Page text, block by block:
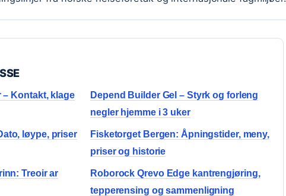
Kontakt, klage
Depend Builder Gel – Styrk og forleng
negler hjemme i 3 uker
løype, priser
Fisketorget Bergen: Åpningstider, meny,
priser og historie
Treoir ar
Roborock Qrevo Edge kantrengjøring,
tepperensing og sammenligning